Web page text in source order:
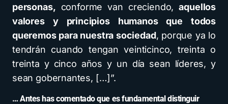
personas, conforme van creciendo,aquellos
valores y principios humanos que todos
queremos para nuestra sociedad, porque ya lo
tendrán cuando tengan veinticinco, treinta o
treinta y cinco años y un día sean líderes, y
sean gobernantes, […]”.
… Antes has comentado que es fundamental distinguir